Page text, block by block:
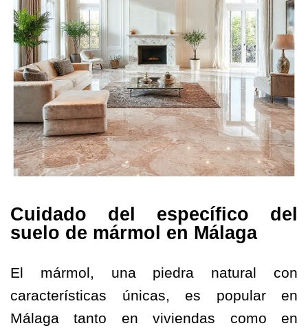
Cuidado del específico del
suelo de mármol en Málaga
El mármol, una piedra natural con
características únicas, es popular en
Málaga tanto en viviendas como en